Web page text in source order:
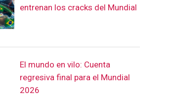
entrenan los cracks del Mundial
El mundo en vilo: Cuenta
regresiva final para el Mundial
2026